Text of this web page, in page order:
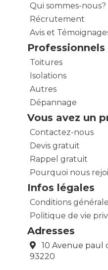
Qui sommes-nous?
Récrutement
Avis et
Professionnels
Toitures
Isolations
Autres
Dépannage
Vous avez un
Contactez-nous
Devis gratuit
Rappel gratuit
Pourquoi nous
Infos légales
Conditions
Politique de vie
Adresses
10 Avenue paul
93220